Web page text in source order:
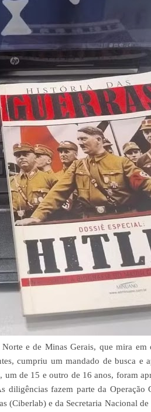
e de Minas Gerais, que mira em
cumpriu um mandado de busca e
de 15 e outro de 16 anos, foram
diligências fazem parte da Operação
(Ciberlab) e da Secretaria Nacional de